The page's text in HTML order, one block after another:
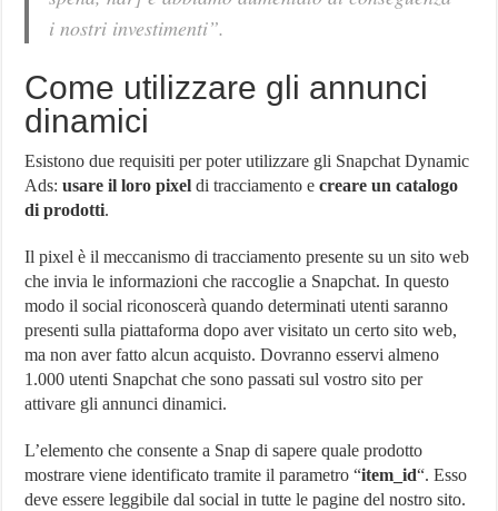
i nostri investimenti”.
Come utilizzare gli annunci
dinamici
Esistono due requisiti per poter utilizzare gli Snapchat Dynamic
Ads:usare il loro pixel di tracciamento ecreare un catalogo
di prodotti.
Il pixel è il meccanismo di tracciamento presente su un sito web
che invia le informazioni che raccoglie a Snapchat. In questo
modo il social riconoscerà quando determinati utenti saranno
presenti sulla piattaforma dopo aver visitato un certo sito web,
ma non aver fatto alcun acquisto. Dovranno esservi almeno
1.000 utenti Snapchat che sono passati sul vostro sito per
attivare gli annunci dinamici.
L’elemento che consente a Snap di sapere quale prodotto
mostrare viene identificato tramite il parametro “item_id“. Esso
deve essere leggibile dal social in tutte le pagine del nostro sito.